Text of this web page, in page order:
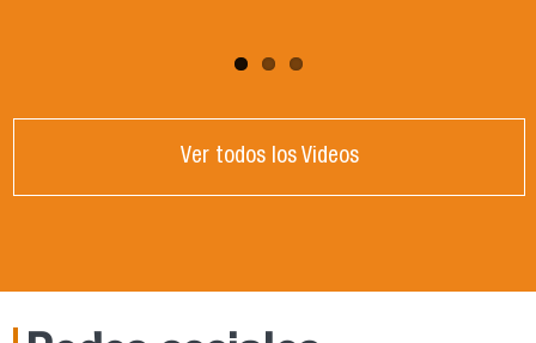
Ver todos los Videos